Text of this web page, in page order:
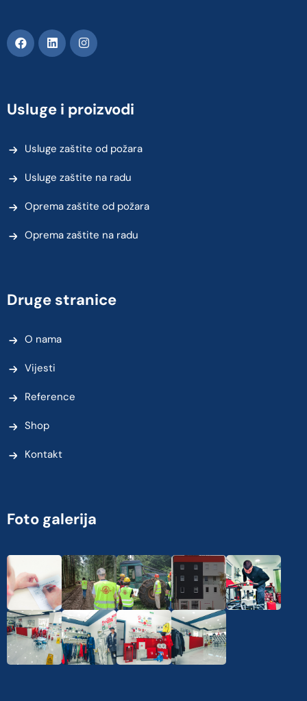
Usluge i proizvodi
Usluge zaštite od požara
Usluge zaštite na radu
Oprema zaštite od požara
Oprema zaštite na radu
Druge stranice
O nama
Vijesti
Reference
Shop
Kontakt
Foto galerija